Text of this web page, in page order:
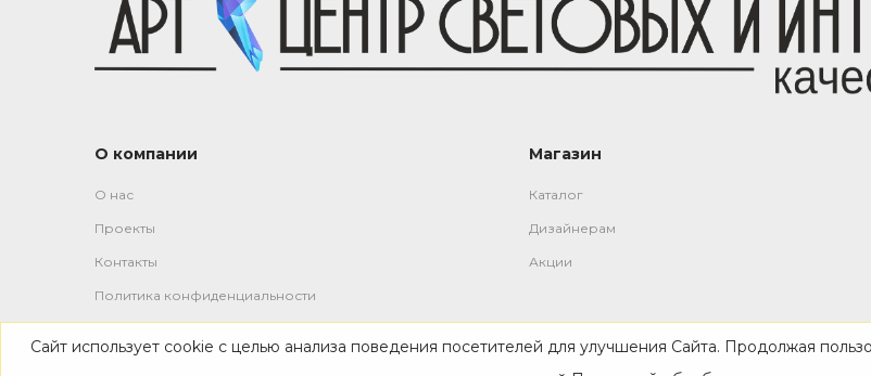
О компании
О нас
Проекты
Контакты
Политика конфиденциальности
Магазин
Каталог
Дизайнерам
Акции
Сайт использует cookie с целью анализа поведения посетителей для улучшения Сайта. Продолжая